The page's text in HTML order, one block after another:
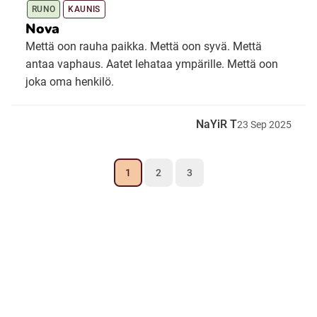
RUNO KAUNIS
Nova
Mettä oon rauha paikka. Mettä oon syvä. Mettä
antaa vaphaus. Aatet lehataa ympärille. Mettä oon
joka oma henkilö.
NaYiR T23 Sep2025
1 2 3